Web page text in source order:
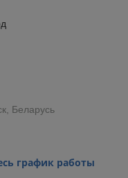
Беларусь
график работы